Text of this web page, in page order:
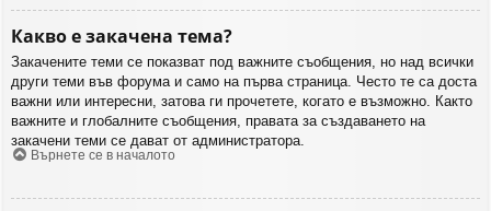
Какво е закачена тема?
Закачените теми се показват под важните съобщения, но над всички
други теми във форума и само на първа страница. Често те са доста
важни или интересни, затова ги прочетете, когато е възможно. Както
важните и глобалните съобщения, правата за създаването на
закачени теми се дават от администратора.
Върнете се в началото